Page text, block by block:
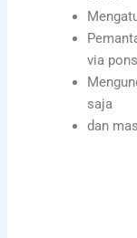
via
saja
dan